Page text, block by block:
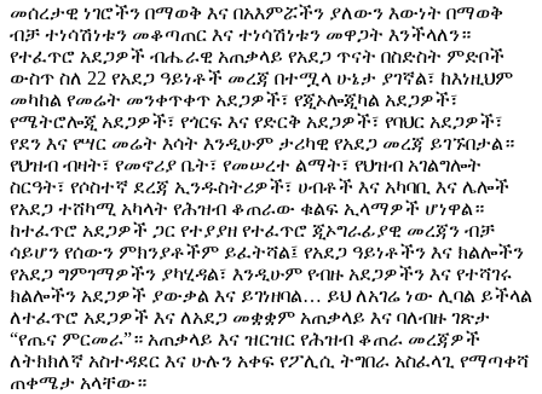
መሰረታዊ ነገሮችን በማወቅ እና በአእምሯችን ያለውን እውነት በማወቅ
ብቻ ተነሳሽነቱን መቆጣጠር እና ተነሳሽነቱን መዋጋት እንችላለን።
የተፈጥሮ አደጋዎች ብሔራዊ አጠቃላይ የአደጋ ጥናት በስድስት ምድቦች
ውስጥ ስለ 22 የአደጋ ዓይነቶች መረጃ በተሟላ ሁኔታ ያገኛል፣ ከእነዚህም
መካከል የመሬት መንቀጥቀጥ አደጋዎች፣ የጂኦሎጂካል አደጋዎች፣
የሜትሮሎጂ አደጋዎች፣ የጎርፍ እና የድርቅ አደጋዎች፣ የባህር አደጋዎች፣
የደን እና የሣር መሬት እሳት እንዲሁም ታሪካዊ የአደጋ መረጃ ይገኙበታል።
የህዝብ ብዛት፣ የመኖሪያ ቤት፣ የመሠረተ ልማት፣ የህዝብ አገልግሎት
ስርዓት፣ የሶስተኛ ደረጃ ኢንዱስትሪዎች፣ ሀብቶች እና አካባቢ እና ሌሎች
የአደጋ ተሸካሚ አካላት የሕዝብ ቆጠራው ቁልፍ ኢላማዎች ሆነዋል።
ከተፈጥሮ አደጋዎች ጋር የተያያዘ የተፈጥሮ ጂኦግራፊያዊ መረጃን ብቻ
ሳይሆን የሰውን ምክንያቶችም ይፈትሻል፤ የአደጋ ዓይነቶችን እና ክልሎችን
የአደጋ ግምገማዎችን ያካሂዳል፣ እንዲሁም የብዙ አደጋዎችን እና የተሻገሩ
ክልሎችን አደጋዎች ያውቃል እና ይገነዘባል… ይህ ለአገሬ ነው ሊባል ይችላል
ለተፈጥሮ አደጋዎች እና ለአደጋ መቋቋም አጠቃላይ እና ባለብዙ ገጽታ
“የጤና ምርመራ”። አጠቃላይ እና ዝርዝር የሕዝብ ቆጠራ መረጃዎች
ለትክክለኛ አስተዳደር እና ሁሉን አቀፍ የፖሊሲ ትግበራ አስፈላጊ የማጣቀሻ
ጠቀሜታ አላቸው።